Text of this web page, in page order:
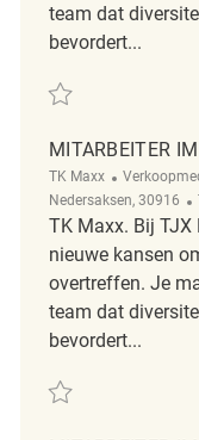
team dat
bevordert...
Redden Mitarbeiter
MITARBEITER
TK Maxx Categorie
Nedersaksen, 30916
TK Maxx. Bij TJX
nieuwe kansen
overtreffen. Je
team dat
bevordert...
Redden Mitarbeiter